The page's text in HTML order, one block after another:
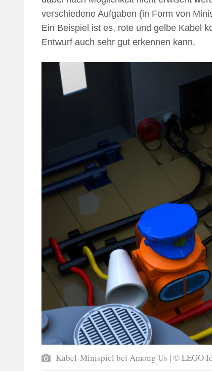
verschiedene Aufgaben (in Form von
Ein Beispiel ist es, rote und gelbe Kabel
Entwurf auch sehr gut erkennen kann.
Kabel-Minispiel bei Among Us | © LEGO